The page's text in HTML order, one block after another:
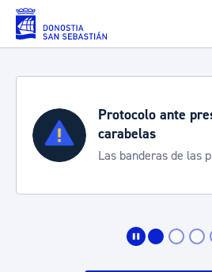
Saltar al contenido principal
Protocolo ante
carabelas
Las banderas de las